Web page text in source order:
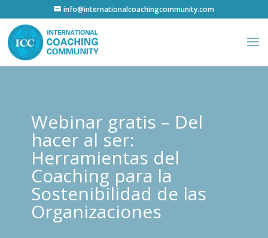
info@internationalcoachingcommunity.com
Webinar gratis – Del
hacer al ser:
Herramientas del
Coaching para la
Sostenibilidad de las
Organizaciones